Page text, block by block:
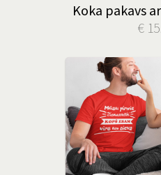
Koka pakavs
€